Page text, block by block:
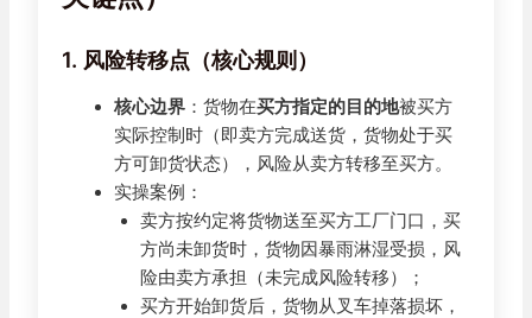
1. 风险转移点（核心规则）
核心边界 ：货物在买方指定的目的地被买方
实际控制时（即卖方完成送货，货物处于买
方可卸货状态），风险从卖方转移至买方。
实操案例：
卖方按约定将货物送至买方工厂门口，买
方尚未卸货时，货物因暴雨淋湿受损，风
险由卖方承担（未完成风险转移）；
买方开始卸货后，货物从叉车掉落损坏，